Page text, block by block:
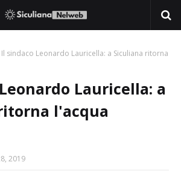
Il sindaco Leonardo Lauricella: a Siculiana ritorna
Lauricella: a
l'acqua
2019